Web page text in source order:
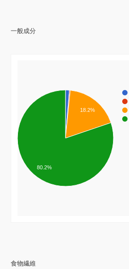
一般成分
18.2%
80.2%
食物繊維